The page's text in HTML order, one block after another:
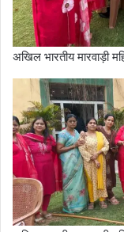
अखिल भारतीय मारवाड़ी